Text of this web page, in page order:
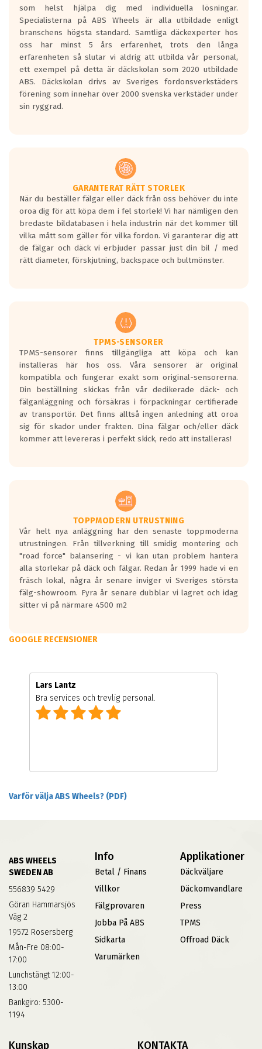
den kortaste bromssträckan och F är den
längsta.
Inga D eller G betyg delas ut för
personbilar och lätta lastbilar.
Betyget sätts efter ett test där däcken
skall bromsa in på en väg där det ligger
0.5-1.5 mm vatten.
I 80km/h kommer skillnaden på
Vid körning i över 50km/h brukar
rullmotståndets ljud överträffa
motorljudet.
På däckmärkningen kommer det finnas
en symbol av ett däck med vågar. Hög
bullernivå markeras med svarta vågor
medans de vita vågorna påvisar om det är
ett tyst däck.
regelverket som introduceras år 2016.
Ett däck med två svarta vågor är redan
godkända för år 2016 nya regelverk.
Ett däck med en svart våg kommer vara
minst tre decibel tystare än det
regelverk som börjar gälla 2016.
som helst hjälpa dig med individuella lösningar.
Specialisterna på ABS Wheels är alla utbildade enligt
branschens högsta standard. Samtliga däckexperter hos
oss har minst 5 års erfarenhet, trots den långa
erfarenheten så slutar vi aldrig att utbilda vår personal,
ett exempel på detta är däckskolan som 2020 utbildade
ABS. Däckskolan drivs av Sveriges fordonsverkstäders
förening som innehar över 2000 svenska verkstäder under
sin ryggrad.
GARANTERAT RÄTT STORLEK
När du beställer fälgar eller däck från oss behöver du inte
oroa dig för att köpa dem i fel storlek! Vi har nämligen den
bredaste bildatabasen i hela industrin när det kommer till
vilka mått som gäller för vilka fordon. Vi garanterar dig att
de fälgar och däck vi erbjuder passar just din bil / med
rätt diameter, förskjutning, backspace och bultmönster.
TPMS-SENSORER
TPMS-sensorer finns tillgängliga att köpa och kan
installeras här hos oss. Våra sensorer är original
kompatibla och fungerar exakt som original-sensorerna.
Din beställning skickas från vår dedikerade däck- och
fälganläggning och försäkras i förpackningar certifierade
av transportör. Det finns alltså ingen anledning att oroa
sig för skador under frakten. Dina fälgar och/eller däck
kommer att levereras i perfekt skick, redo att installeras!
TOPPMODERN UTRUSTNING
Vår helt nya anläggning har den senaste toppmoderna
utrustningen. Från tillverkning till smidig montering och
"road force" balansering - vi kan utan problem hantera
alla storlekar på däck och fälgar. Redan år 1999 hade vi en
fräsch lokal, några år senare inviger vi Sveriges största
fälg-showroom. Fyra år senare dubblar vi lagret och idag
sitter vi på närmare 4500 m2
GOOGLE RECENSIONER
Lars Lantz
Bra services och trevlig personal.
Varför välja ABS Wheels? (PDF)
ABS WHEELS
SWEDEN AB
556839 5429
Göran Hammarsjös
Väg 2
19572 Rosersberg
Mån-Fre 08:00-
17:00
Lunchstängt 12:00-
13:00
Bankgiro: 5300-
1194
Info
Betal / Finans
Villkor
Fälgprovaren
Jobba På ABS
Sidkarta
Varumärken
Applikationer
Däckväljare
Däckomvandlare
Press
TPMS
Offroad Däck
Kunskap KONTAKTA